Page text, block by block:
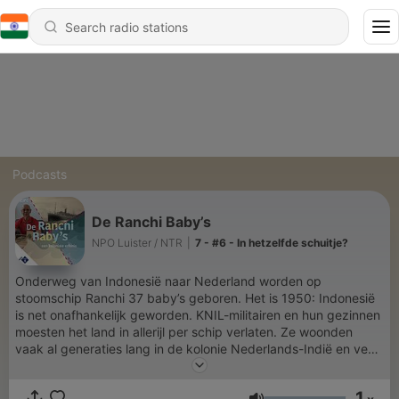
Podcasts
De Ranchi Baby’s
NPO Luister / NTR 7 - #6 - In hetzelfde schuitje?
Onderweg van Indonesië naar Nederland worden op
stoomschip Ranchi 37 baby’s geboren. Het is 1950: Indonesië
is net onafhankelijk geworden. KNIL-militairen en hun gezinnen
moesten het land in allerijl per schip verlaten. Ze woonden
vaak al generaties lang in de kolonie Nederlands-Indië en veel
van hen waren nooit in Nederland geweest. In de podcast De